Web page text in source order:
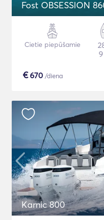
Fost OBSESSION
Cietie piepūšamie
€670 /diena
Karnic 800